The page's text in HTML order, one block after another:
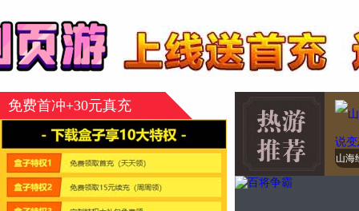
免费首冲+30元真充
山海